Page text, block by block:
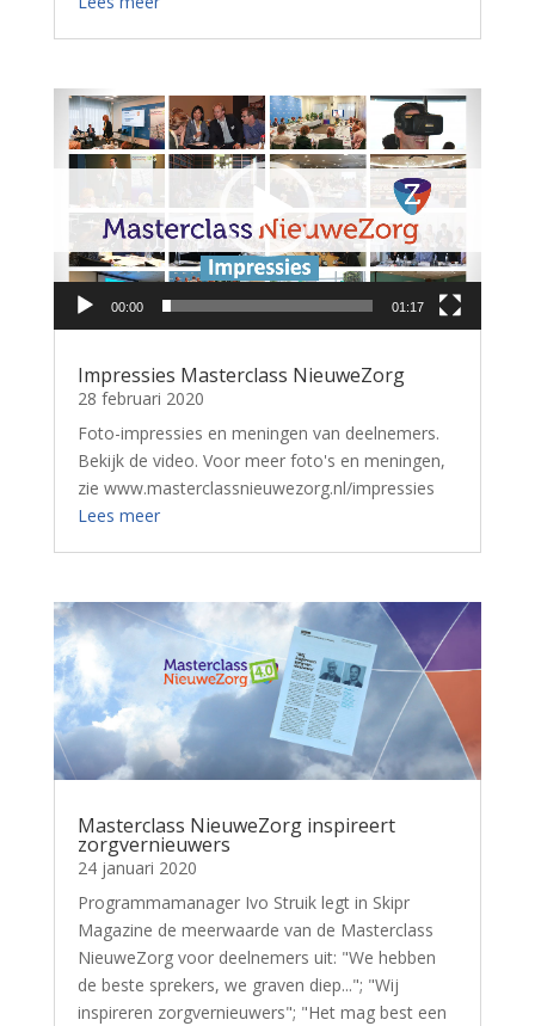
Videospeler
00:00 01:17
Impressies Masterclass NieuweZorg
28 februari 2020
Foto-impressies en meningen van deelnemers.
Bekijk de video. Voor meer foto's en meningen,
zie www.masterclassnieuwezorg.nl/impressies
Lees meer
Masterclass NieuweZorg inspireert
zorgvernieuwers
24 januari 2020
Programmamanager Ivo Struik legt in Skipr
Magazine de meerwaarde van de Masterclass
NieuweZorg voor deelnemers uit: "We hebben
de beste sprekers, we graven diep..."; "Wij
inspireren zorgvernieuwers"; "Het mag best een